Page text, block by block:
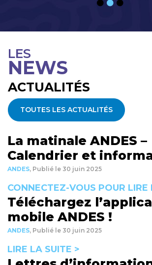
LES
NEWS
ACTUALITÉS
TOUTES LES ACTUALITÉS
La matinale ANDES –
Calendrier et
ANDES, Publié le 30 juin 2025
CONNECTEZ-VOUS POUR LIRE
Téléchargez
mobile ANDES !
ANDES, Publié le 30 juin 2025
LIRE LA SUITE >